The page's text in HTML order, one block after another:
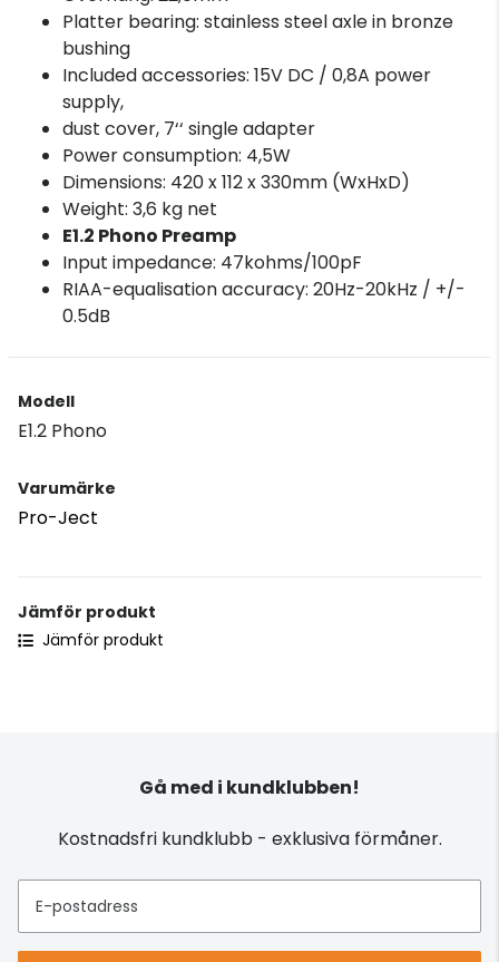
Platter bearing: stainless steel axle in bronze
bushing
Included accessories: 15V DC / 0,8A power
supply,
dust cover, 7‘‘ single adapter
Power consumption: 4,5W
Dimensions: 420 x 112 x 330mm (WxHxD)
Weight: 3,6 kg net
E1.2 Phono Preamp
Input impedance: 47kohms/100pF
RIAA-equalisation accuracy: 20Hz-20kHz / +/-
0.5dB
Modell
E1.2 Phono
Varumärke
Pro-Ject
Jämför produkt
Jämför produkt
Gå med i kundklubben!
Kostnadsfri kundklubb - exklusiva förmåner.
E-postadress